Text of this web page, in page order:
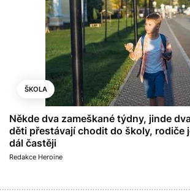
ŠKOLA
Někde dva zameškané týdny, jinde
děti přestávají chodit do školy, rodiče
dál častěji
Redakce Heroine